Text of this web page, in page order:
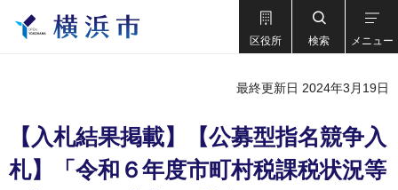
区役所 検索 メニュー
最終更新日 2024年3月19日
【入札結果掲載】【公募型指名競争入
札】「令和６年度市町村税課税状況等